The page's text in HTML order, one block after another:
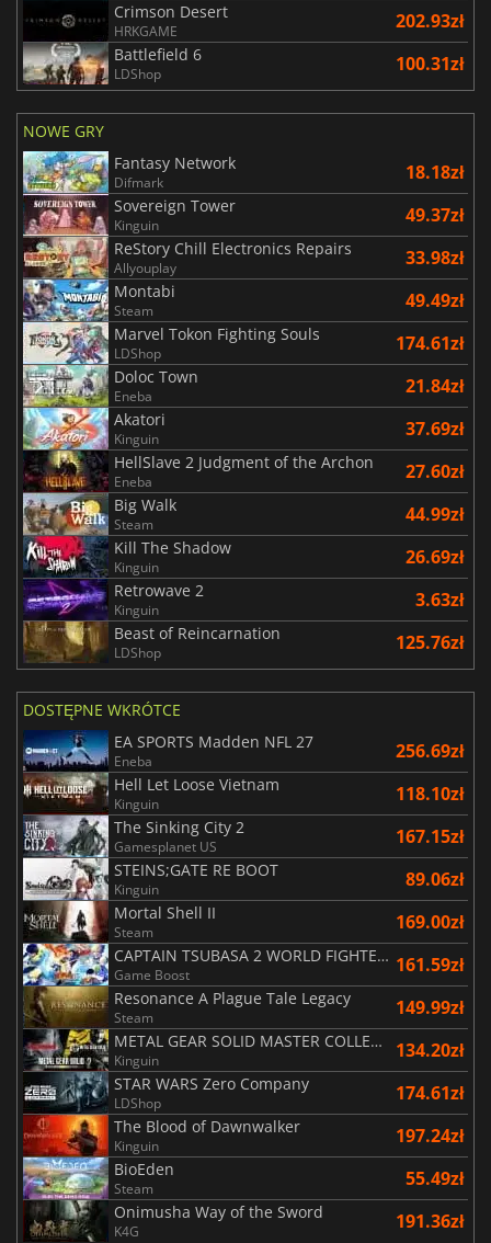
Crimson Desert
HRKGAME 202.93zł
Battlefield 6
LDShop 100.31zł
NOWE GRY
Fantasy Network
Difmark 18.18zł
Sovereign Tower
Kinguin 49.37zł
ReStory Chill Electronics Repairs
Allyouplay 33.98zł
Montabi
Steam 49.49zł
Marvel Tokon Fighting Souls
LDShop 174.61zł
Doloc Town
Eneba 21.84zł
Akatori
Kinguin 37.69zł
HellSlave 2 Judgment of the Archon
Eneba 27.60zł
Big Walk
Steam 44.99zł
Kill The Shadow
Kinguin 26.69zł
Retrowave 2
Kinguin 3.63zł
Beast of Reincarnation
LDShop 125.76zł
DOSTĘPNE WKRÓTCE
EA SPORTS Madden NFL 27
Eneba 256.69zł
Hell Let Loose Vietnam
Kinguin 118.10zł
The Sinking City 2
Gamesplanet US 167.15zł
STEINS;GATE RE BOOT
Kinguin 89.06zł
Mortal Shell II
Steam 169.00zł
CAPTAIN TSUBASA 2 WORLD FIGHTERS
Game Boost 161.59zł
Resonance A Plague Tale Legacy
Steam 149.99zł
METAL GEAR SOLID MASTER COLLECTION Vol.2
Kinguin 134.20zł
STAR WARS Zero Company
LDShop 174.61zł
The Blood of Dawnwalker
Kinguin 197.24zł
BioEden
Steam 55.49zł
Onimusha Way of the Sword
K4G 191.36zł